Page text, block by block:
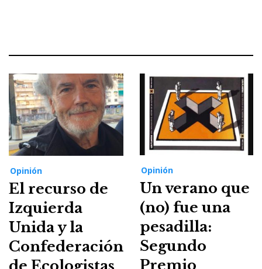
Opinión
El recurso de
Izquierda
Unida y la
Confederación
Opinión
Un verano que
(no) fue una
pesadilla:
Segundo
Premio